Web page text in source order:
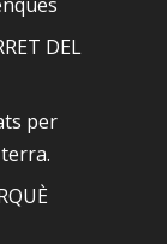
DEL
per